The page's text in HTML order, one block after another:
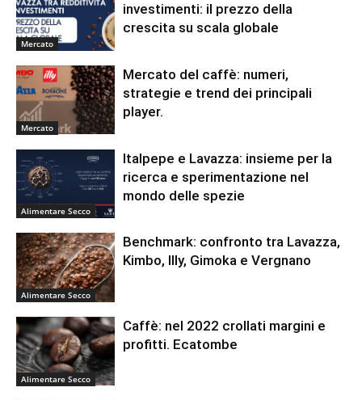
Mercato
investimenti: il prezzo della
crescita su scala globale
Mercato
Mercato del caffè: numeri,
strategie e trend dei principali
player.
Alimentare Secco
Italpepe e Lavazza: insieme per la
ricerca e sperimentazione nel
mondo delle spezie
Alimentare Secco
Benchmark: confronto tra Lavazza,
Kimbo, Illy, Gimoka e Vergnano
Alimentare Secco
Caffè: nel 2022 crollati margini e
profitti. Ecatombe